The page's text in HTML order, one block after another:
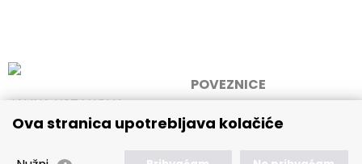
Ova stranica upotrebljava kolačiće
JAVNA USTANOVA
„MEMORIJALNI CENTAR
POVEZNICE
🢒 Novosti